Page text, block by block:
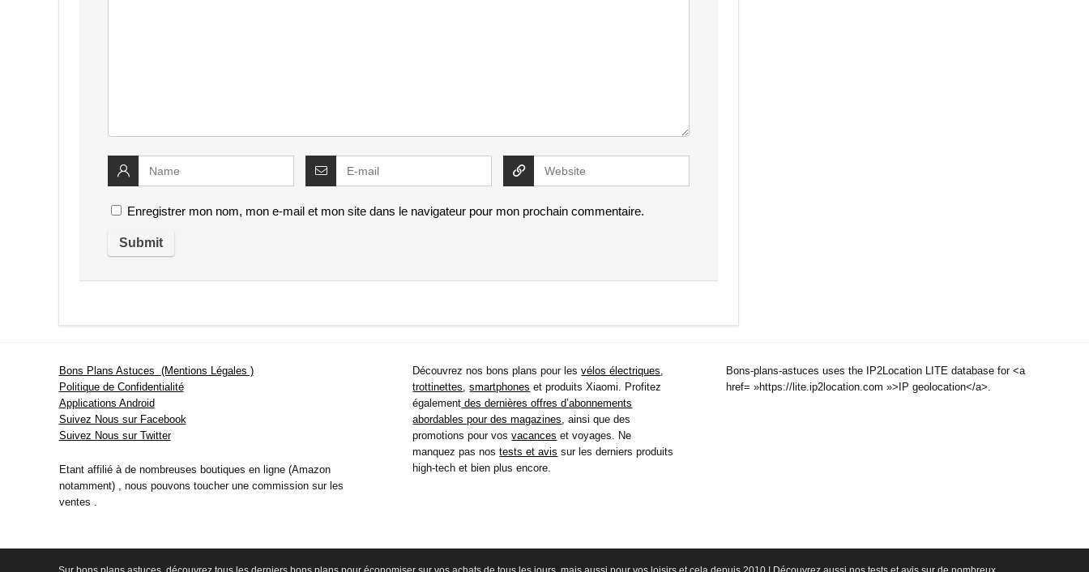
Enregistrer mon nom, mon e-mail et mon site dans le navigateur pour mon prochain commentaire.
Bons Plans Astuces (Mentions Légales )
Politique de Confidentialité
Applications Android
Suivez Nous sur Facebook
Suivez Nous sur Twitter
Etant affilié à de nombreuses boutiques en ligne (Amazon
notamment) , nous pouvons toucher une commission sur les
ventes .
Découvrez nos bons plans pour lesvélos électriques
trottinettes ,smartphones et produits Xiaomi. Profitez
également des dernières offres d’abonnements
abordables pour des magazines , ainsi que des
promotions pour vosvacances et voyages. Ne
manquez pas nostests et avis sur les derniers produits
high-tech et bien plus encore.
Bons-plans-astuces uses the IP2Location LITE database for <a
href= »https://lite.ip2location.com »>IP geolocation</a>.